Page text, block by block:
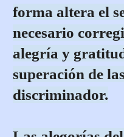
forma altera el
necesario
alegría y
superación de
discriminador.